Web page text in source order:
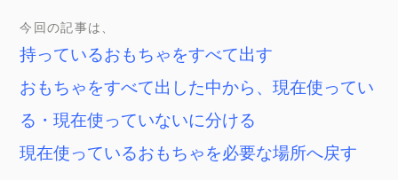
今回の記事は、
持っているおもちゃをすべて出す
おもちゃをすべて出した中から、現在使ってい
る・現在使っていないに分ける
現在使っているおもちゃを必要な場所へ戻す